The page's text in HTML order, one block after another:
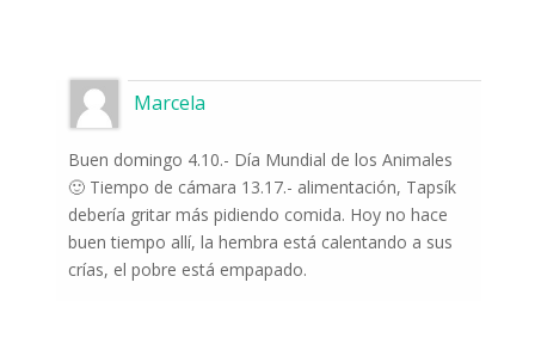
Marcela
Buen domingo 4.10.- Día Mundial de los Animales
🙂 Tiempo de cámara 13.17.- alimentación, Tapsík
debería gritar más pidiendo comida. Hoy no hace
buen tiempo allí, la hembra está calentando a sus
crías, el pobre está empapado.